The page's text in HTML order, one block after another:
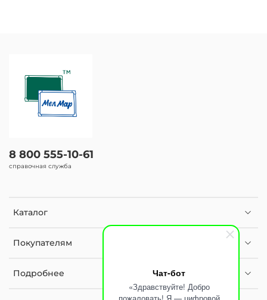
Чат-бот
«Здравствуйте! Добро
Каталог
Покупателям
Подробнее
8 800 555-10-61
справочная служба